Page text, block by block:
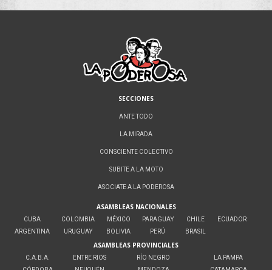
SECCIONES
ANTE TODO
LA MIRADA
CONSCIENTE COLECTIVO
SUBITE A LA MOTO
ASOCIATE A LA PODEROSA
ASAMBLEAS NACIONALES
CUBA
ARGENTINA
COLOMBIA
URUGUAY
MÉXICO
BOLIVIA
PARAGUAY
PERÚ
CHILE
BRASIL
ECUADOR
ASAMBLEAS PROVINCIALES
C.A.B.A.
ENTRE RIOS
RÍO NEGRO
LA PAMPA